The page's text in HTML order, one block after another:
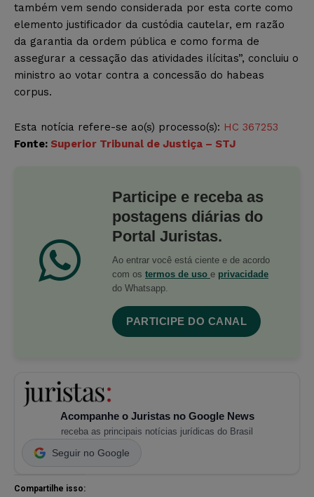
também vem sendo considerada por esta corte como
elemento justificador da custódia cautelar, em razão
da garantia da ordem pública e como forma de
assegurar a cessação das atividades ilícitas”, concluiu o
ministro ao votar contra a concessão do habeas
corpus.
Esta notícia refere-se ao(s) processo(s): HC 367253
Fonte: Superior Tribunal de Justiça – STJ
Participe e receba as
postagens diárias do
Portal Juristas.
Ao entrar você está ciente e de acordo
com os termos de uso e privacidade
do Whatsapp.
PARTICIPE DO CANAL
Acompanhe o Juristas no Google News
receba as principais notícias jurídicas do Brasil
Seguir no Google
Compartilhe isso: